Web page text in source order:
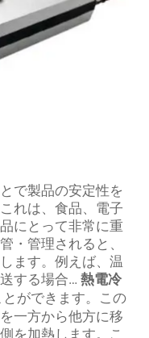
で製品の安定性を
れは、食品、電子
にとって非常に重
・管理されると、
ます。例えば、温
する場合… 熱電冷
ができます。この
一方から他方に移
を加熱します。こ